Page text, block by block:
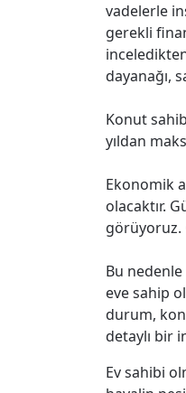
vadelerle
gerekli
dayanağı,
Konut
yıldan
Ekonomik
olacaktır.
görüyoruz.
Bu
eve sahip
durum,
detaylı bir
Ev sahibi